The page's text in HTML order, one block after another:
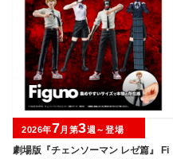
劇場版『チェンソーマン レゼ篇』 Fi
2026年7月第3週～登場